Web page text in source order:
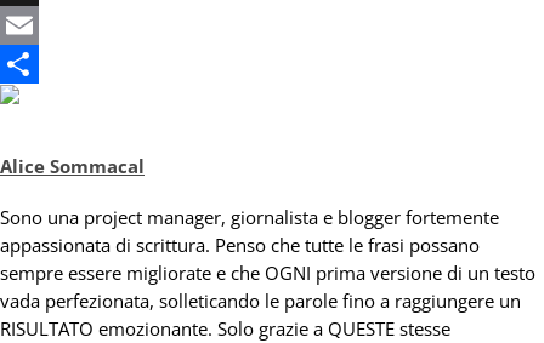
X
Email
Condividi
Alice Sommacal
Sono una project manager, giornalista e blogger fortemente
appassionata di scrittura. Penso che tutte le frasi possano
sempre essere migliorate e che OGNI prima versione di un testo
vada perfezionata, solleticando le parole fino a raggiungere un
RISULTATO emozionante. Solo grazie a QUESTE stesse